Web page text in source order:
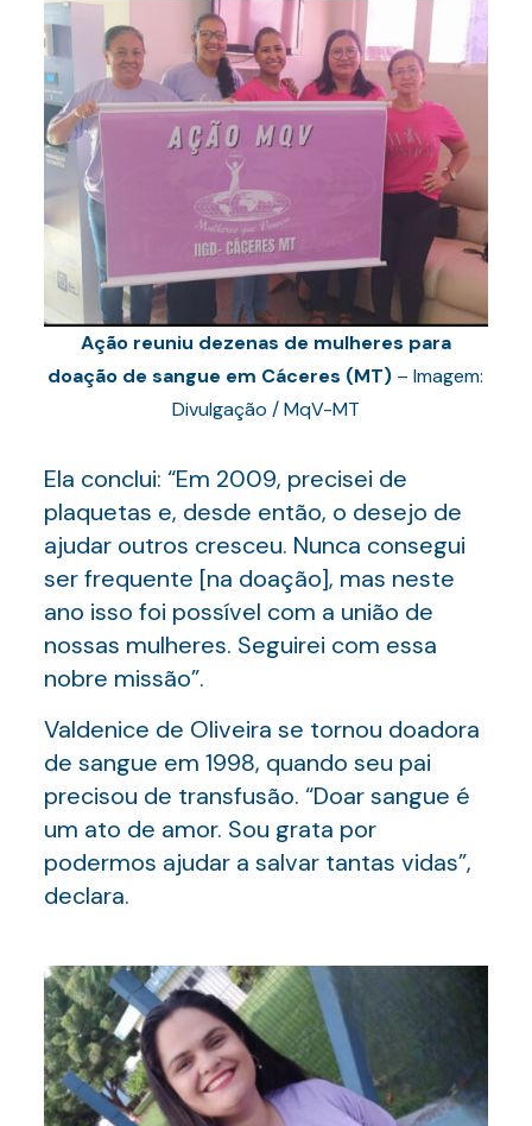
Ação reuniu dezenas de mulheres para
doação de sangue em Cáceres (MT) – Imagem:
Divulgação / MqV-MT
Ela conclui: “Em 2009, precisei de
plaquetas e, desde então, o desejo de
ajudar outros cresceu. Nunca consegui
ser frequente [na doação], mas neste
ano isso foi possível com a união de
nossas mulheres. Seguirei com essa
nobre missão”.
Valdenice de Oliveira se tornou doadora
de sangue em 1998, quando seu pai
precisou de transfusão. “Doar sangue é
um ato de amor. Sou grata por
podermos ajudar a salvar tantas vidas”,
declara.